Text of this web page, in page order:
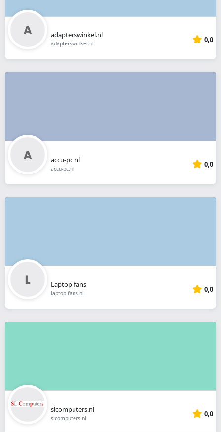
adapterswinkel.nl
adapterswinkel.nl 0,0
accu-pc.nl
accu-pc.nl 0,0
Laptop-fans
laptop-fans.nl 0,0
slcomputers.nl
slcomputers.nl 0,0